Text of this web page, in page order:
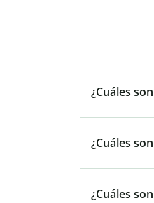
¿Cuáles
¿Cuáles
¿Cuáles